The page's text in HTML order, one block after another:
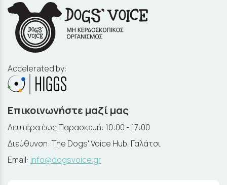
Accelerated by:
Επικοινωνήστε μαζί μας
Δευτέρα έως Παρασκευή: 10:00 - 17:00
Διεύθυνση: The Dogs' Voice Hub, Γαλάτσι
Email: info@dogsvoice.gr